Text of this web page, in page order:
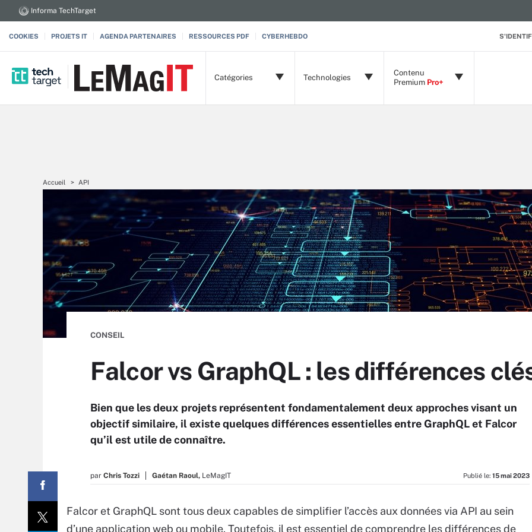
Informa TechTarget
COOKIES PROJETS IT AGENDA PARTENAIRES RESSOURCES PDF CYBERHEBDO
Catégories Technologies
Contenu
Premium Pro+
Accueil API
CONSEIL
Falcor vs GraphQL : les différences
Bien que les deux projets représentent fondamentalement deux approches visant un
objectif similaire, il existe quelques différences essentielles entre GraphQL et Falcor
qu’il est utile de connaître.
par Chris Tozzi Gaétan Raoul, LeMagIT Publié le: 15 mai 2023
Falcor et GraphQL sont tous deux capables de simplifier l’accès aux données via API au sein
d’une application web ou mobile. Toutefois, il est essentiel de comprendre les différences de